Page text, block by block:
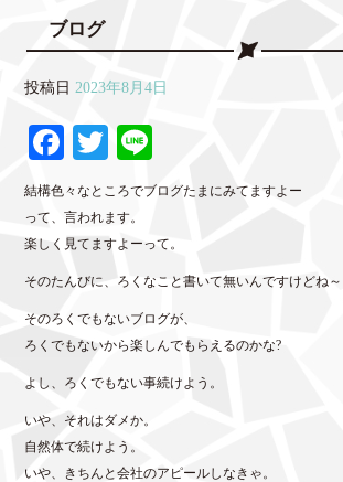
ブログ
投稿日 2023年8月4日
Fa
ce
bo
ok
T
wi
tte
r
ne
結構色々なところでブログたまにみてますよー
って、言われます。
楽しく見てますよーって。
そのたんびに、ろくなこと書いて無いんですけどね
そのろくでもないブログが、
ろくでもないから楽しんでもらえるのかな?
よし、ろくでもない事続けよう。
いや、それはダメか。
自然体で続けよう。
いや、きちんと会社のアピールしなきゃ。